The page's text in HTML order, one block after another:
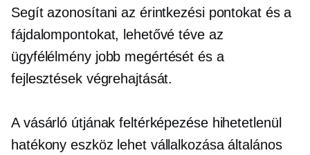
Segít azonosítani az érintkezési pontokat és a
fájdalompontokat, lehetővé téve az
ügyfélélmény jobb megértését és a
fejlesztések végrehajtását.
A vásárló útjának feltérképezése hihetetlenül
hatékony eszköz lehet vállalkozása általános